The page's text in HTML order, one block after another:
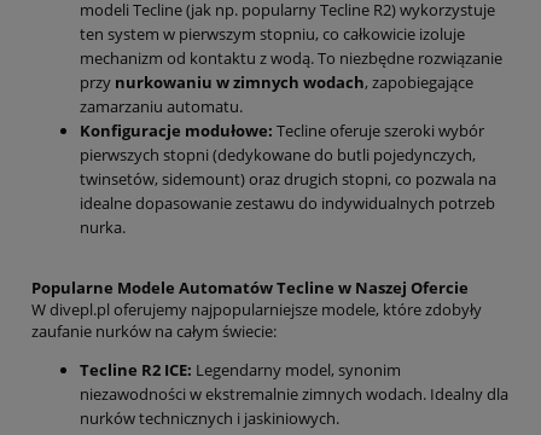
modeli Tecline (jak np. popularny Tecline R2) wykorzystuje
ten system w pierwszym stopniu, co całkowicie izoluje
mechanizm od kontaktu z wodą. To niezbędne rozwiązanie
przy nurkowaniu w zimnych wodach, zapobiegające
zamarzaniu automatu.
Konfiguracje modułowe: Tecline oferuje szeroki wybór
pierwszych stopni (dedykowane do butli pojedynczych,
twinsetów, sidemount) oraz drugich stopni, co pozwala na
idealne dopasowanie zestawu do indywidualnych potrzeb
nurka.
Popularne Modele Automatów Tecline w Naszej Ofercie
W divepl.pl oferujemy najpopularniejsze modele, które zdobyły
zaufanie nurków na całym świecie:
Tecline R2 ICE: Legendarny model, synonim
niezawodności w ekstremalnie zimnych wodach. Idealny dla
nurków technicznych i jaskiniowych.